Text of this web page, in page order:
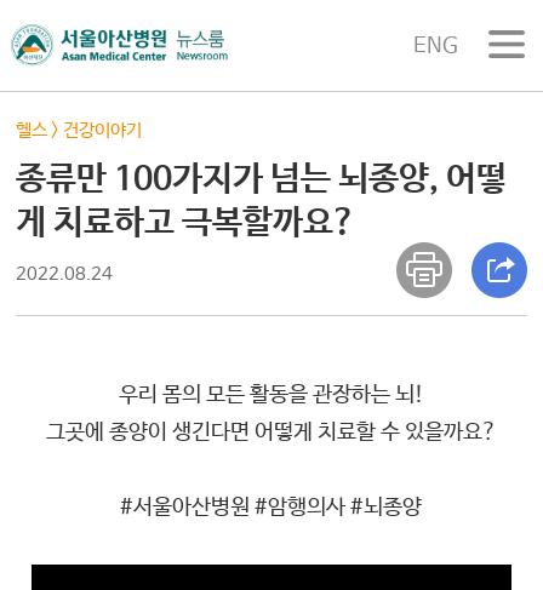
ENG
헬스 > 건강이야기
종류만 100가지가 넘는 뇌종양, 어떻
게 치료하고 극복할까요?
2022.08.24
우리 몸의 모든 활동을 관장하는 뇌!
그곳에 종양이 생긴다면 어떻게 치료할 수 있을까요?
#서울아산병원 #암행의사 #뇌종양